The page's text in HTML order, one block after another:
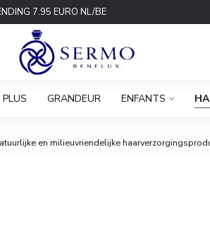
7.95 EURO NL/BE
GRANDEUR ENFANTS
en milieuvriendelijke